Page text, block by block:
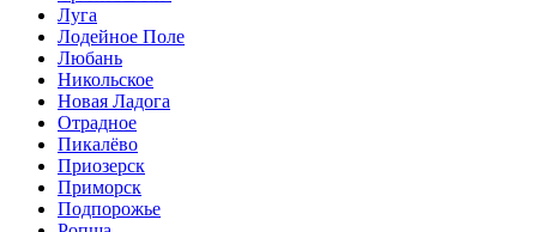
Луга
Лодейное Поле
Любань
Никольское
Новая Ладога
Отрадное
Пикалёво
Приозерск
Приморск
Подпорожье